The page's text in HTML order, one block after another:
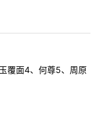
覆面4、何尊5、周原